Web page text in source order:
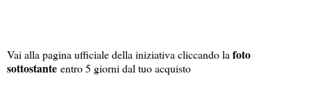
Vai alla pagina ufficiale della iniziativa cliccando la foto
sottostante entro 5 giorni dal tuo acquisto